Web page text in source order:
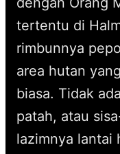
tertentu di
rimbunnya
area hutan
biasa. Tidak
patah, atau
lazimnya lantai